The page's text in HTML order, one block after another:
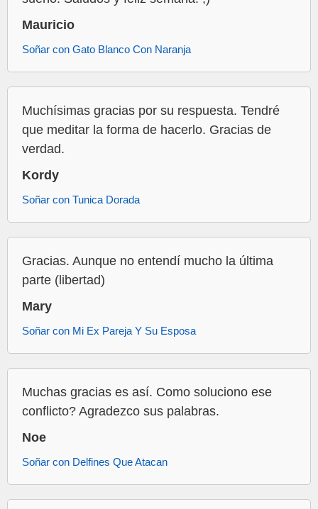
Mauricio
Soñar con Gato Blanco Con Naranja
Muchísimas gracias por su respuesta. Tendré
que meditar la forma de hacerlo. Gracias de
verdad.
Kordy
Soñar con Tunica Dorada
Gracias. Aunque no entendí mucho la última
parte (libertad)
Mary
Soñar con Mi Ex Pareja Y Su Esposa
Muchas gracias es así. Como soluciono ese
conflicto? Agradezco sus palabras.
Noe
Soñar con Delfines Que Atacan